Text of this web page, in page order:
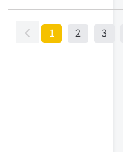
1 2 3